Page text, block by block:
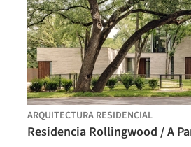
ARQUITECTURA RESIDENCIAL